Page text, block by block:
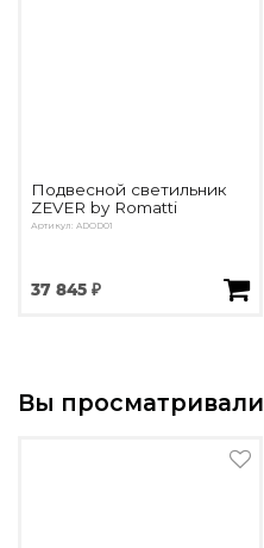
Подвесной светильник
ZEVER by Romatti
Артикул: ADOD01
37 845 ₽
Вы просматривали